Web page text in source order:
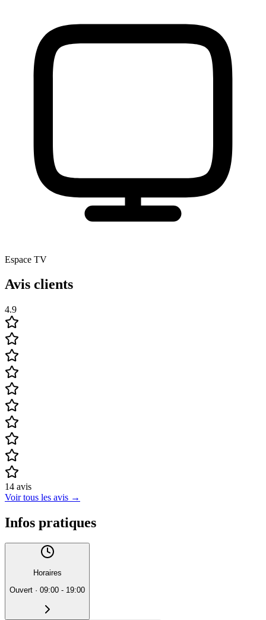
Espace TV
Avis clients
4.9
14 avis
Voir tous les avis →
Infos pratiques
Horaires
Ouvert · 09:00 - 19:00